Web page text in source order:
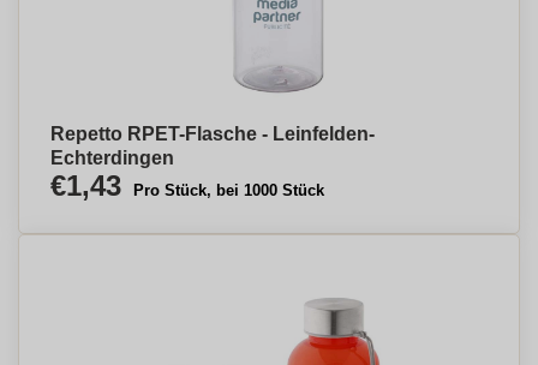
Repetto RPET-Flasche - Leinfelden-
Echterdingen
€1,43 Pro Stück, bei 1000 Stück